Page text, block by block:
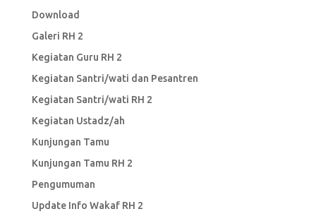
Download
Galeri RH 2
Kegiatan Guru RH 2
Kegiatan Santri/wati dan Pesantren
Kegiatan Santri/wati RH 2
Kegiatan Ustadz/ah
Kunjungan Tamu
Kunjungan Tamu RH 2
Pengumuman
Update Info Wakaf RH 2